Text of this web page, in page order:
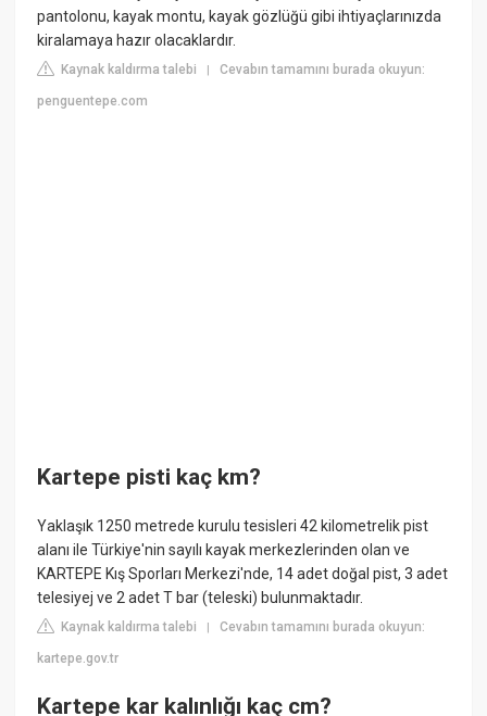
pantolonu, kayak montu, kayak gözlüğü gibi ihtiyaçlarınızda
kiralamaya hazır olacaklardır.
Kaynak kaldırma talebi |Cevabın tamamını burada okuyun:
penguentepe.com
Kartepe pisti kaç km?
Yaklaşık 1250 metrede kurulu tesisleri 42 kilometrelik pist
alanı ile Türkiye'nin sayılı kayak merkezlerinden olan ve
KARTEPE Kış Sporları Merkezi'nde, 14 adet doğal pist, 3 adet
telesiyej ve 2 adet T bar (teleski) bulunmaktadır.
Kaynak kaldırma talebi |Cevabın tamamını burada okuyun:
kartepe.gov.tr
Kartepe kar kalınlığı kaç cm?